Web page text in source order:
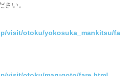
さい。
visit/otoku/yokosuka_mankitsu/fa